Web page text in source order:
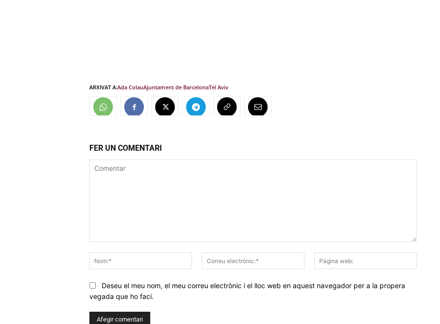
ARXIVAT A:Ada ColauAjuntament de BarcelonaTel Aviv
FER UN COMENTARI
Nom:*
Correu
electrònic:*
web:
Deseu el meu nom, el meu correu electrònic i el lloc web en aquest navegador per a la propera
vegada que ho faci.